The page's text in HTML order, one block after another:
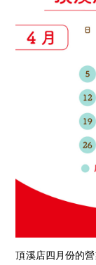
頂溪店四月份的